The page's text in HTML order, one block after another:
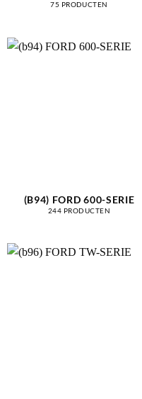
75 PRODUCTEN
(B94) FORD 600-SERIE
244 PRODUCTEN